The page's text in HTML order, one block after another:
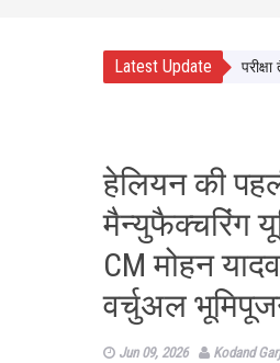
Latest Update
सीखेंगे यूपी के छात्र, करियर और परीक्षा तैयारी
हेलियन की
मैन्युफैक्चरिंग
CM मोहन
वर्चुअल
Jun 09, 2026 Kodand